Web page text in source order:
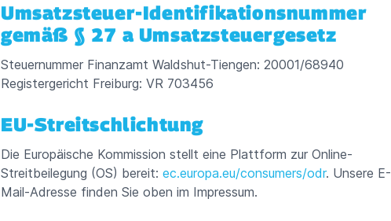
Umsatzsteuer-Identifikationsnummer
gemäß § 27 a Umsatzsteuergesetz
Steuernummer Finanzamt Waldshut-Tiengen: 20001/68940
Registergericht Freiburg: VR 703456
EU-Streitschlichtung
Die Europäische Kommission stellt eine Plattform zur Online-
Streitbeilegung (OS) bereit: ec.europa.eu/consumers/odr. Unsere E-
Mail-Adresse finden Sie oben im Impressum.